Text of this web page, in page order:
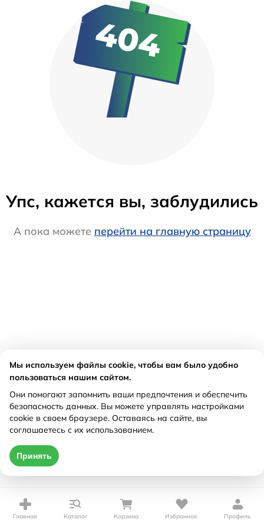
Упс, кажется вы, заблудились
А пока можете перейти на главную страницу
Главная Каталог Корзина Избранное Профиль
Мы используем файлы cookie, чтобы вам было удобно
пользоваться нашим сайтом.
Они помогают запомнить ваши предпочтения и обеспечить
безопасность данных. Вы можете управлять настройками
cookie в своем браузере. Оставаясь на сайте, вы
соглашаетесь с их использованием.
Принять